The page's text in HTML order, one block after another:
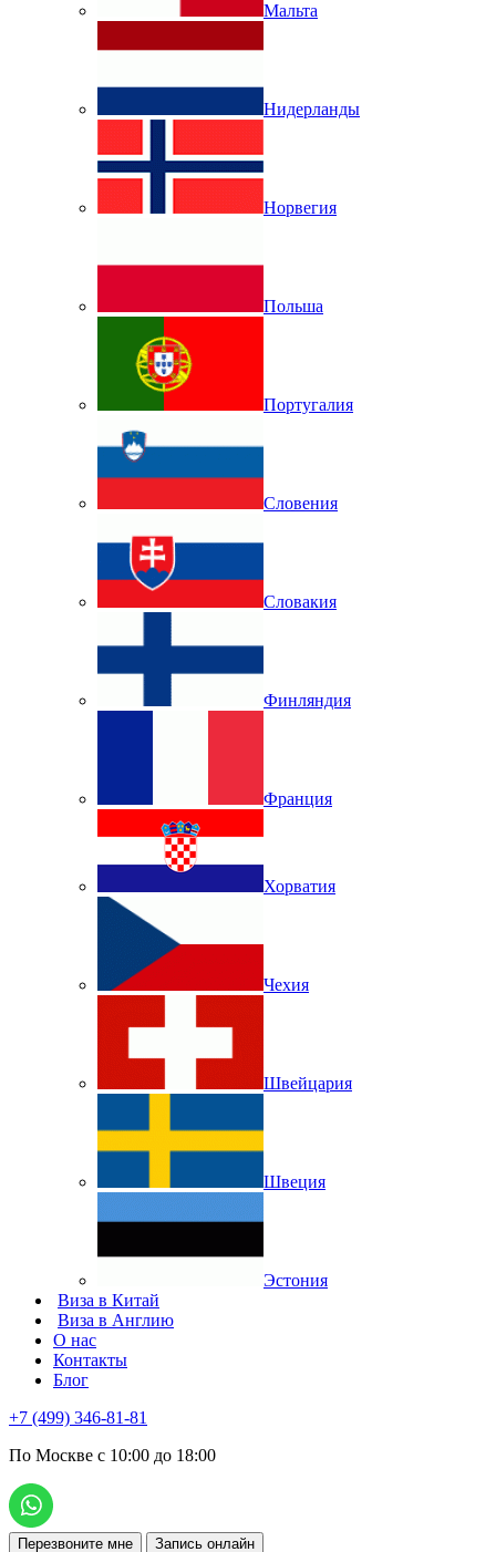
Мальта
Нидерланды
Норвегия
Польша
Португалия
Словения
Словакия
Финляндия
Франция
Хорватия
Чехия
Швейцария
Швеция
Эстония
Виза в Китай
Виза в Англию
О нас
Контакты
Блог
+7 (499) 346-81-81
По Москве с 10:00 до 18:00
Перезвоните мне Запись онлайн